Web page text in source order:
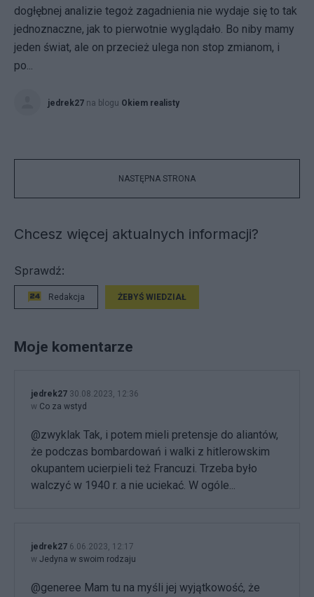
dogłębnej analizie tegoż zagadnienia nie wydaje się to tak
jednoznaczne, jak to pierwotnie wyglądało. Bo niby mamy
jeden świat, ale on przecież ulega non stop zmianom, i
po...
jedrek27 na blogu Okiem realisty
NASTĘPNA STRONA
Chcesz więcej aktualnych informacji?
Sprawdź:
Redakcja ŻEBYŚ WIEDZIAŁ
Moje komentarze
jedrek27 30.08.2023, 12:36
w Co za wstyd
@zwyklak Tak, i potem mieli pretensje do aliantów,
że podczas bombardowań i walki z hitlerowskim
okupantem ucierpieli też Francuzi. Trzeba było
walczyć w 1940 r. a nie uciekać. W ogóle...
jedrek27 6.06.2023, 12:17
w Jedyna w swoim rodzaju
@generee Mam tu na myśli jej wyjątkowość, że